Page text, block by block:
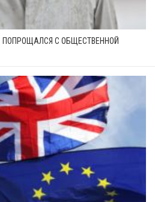
С ОБЩЕСТВЕННОЙ